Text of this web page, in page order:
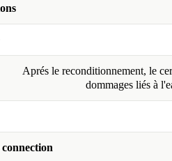
Aprés le reconditionnement, le
dommages liés à